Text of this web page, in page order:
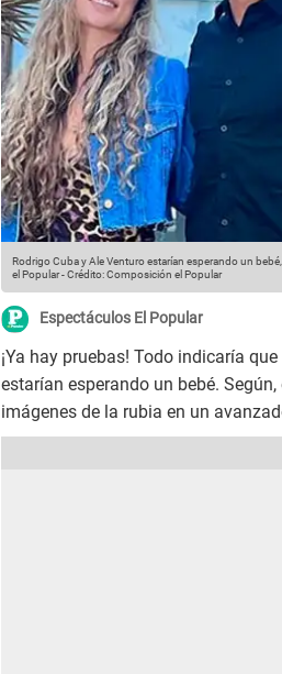
Rodrigo Cuba y Ale Venturo estarían esperando un
el Popular-Crédito: Composición el Popular
Espectáculos El Popular
¡Ya hay pruebas! Todo indicaría
estarían esperando un bebé.
imágenes de la rubia en un